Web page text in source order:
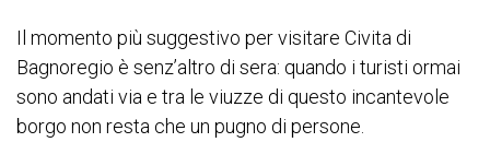
Il momento più suggestivo per visitare Civita di
Bagnoregio è senz’altro di sera: quando i turisti ormai
sono andati via e tra le viuzze di questo incantevole
borgo non resta che un pugno di persone.